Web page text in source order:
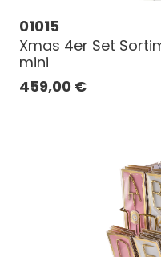
01015
Xmas 4er Set
mini
459,00 €